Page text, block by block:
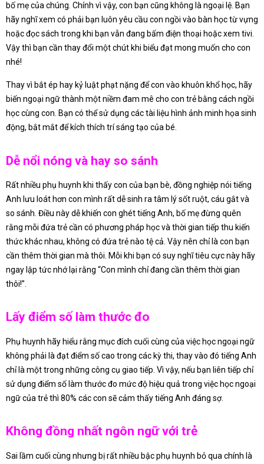
bố mẹ của chúng. Chính vì vậy, con bạn cũng không là ngoại lệ. Bạn
hãy nghĩ xem có phải bạn luôn yêu cầu con ngồi vào bàn học từ vựng
hoặc đọc sách trong khi bạn vẫn đang bấm điện thoại hoặc xem tivi.
Vậy thì bạn cần thay đổi một chút khi biểu đạt mong muốn cho con
nhé!
Thay vì bắt ép hay kỷ luật phạt nặng để con vào khuôn khổ học, hãy
biến ngoại ngữ thành một niềm đam mê cho con trẻ bằng cách ngồi
học cùng con. Bạn có thể sử dụng các tài liệu hình ảnh minh họa sinh
động, bắt mắt để kích thích trí sáng tạo của bé.
Dễ nổi nóng và hay so sánh
Rất nhiều phụ huynh khi thấy con của bạn bè, đồng nghiệp nói tiếng
Anh lưu loát hơn con mình rất dễ sinh ra tâm lý sốt ruột, cáu gắt và
so sánh. Điều này dễ khiến con ghét tiếng Anh, bố mẹ đừng quên
rằng mỗi đứa trẻ cần có phương pháp học và thời gian tiếp thu kiến
thức khác nhau, không có đứa trẻ nào tệ cả. Vậy nên chỉ là con bạn
cần thêm thời gian mà thôi. Mỗi khi bạn có suy nghĩ tiêu cực này hãy
ngay lập tức nhớ lại rằng “Con mình chỉ đang cần thêm thời gian
thôi!”.
Lấy điểm số làm thước đo
Phụ huynh hãy hiểu rằng mục đích cuối cùng của việc học ngoại ngữ
không phải là đạt điểm số cao trong các kỳ thi, thay vào đó tiếng Anh
chỉ là một trong những công cụ giao tiếp. Vì vậy, nếu bạn liên tiếp chỉ
sử dụng điểm số làm thước đo mức độ hiệu quả trong việc học ngoại
ngữ của trẻ thì 80% các con sẽ cảm thấy tiếng Anh đáng sợ.
Không đồng nhất ngôn ngữ với trẻ
Sai lầm cuối cùng nhưng bị rất nhiều bậc phụ huynh bỏ qua chính là